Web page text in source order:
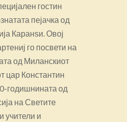
гостин
пејачка од
Каранѕи. Овој
го посвети на
од Миланскиот
цар Константин
годишнината од
на Светите
учители и